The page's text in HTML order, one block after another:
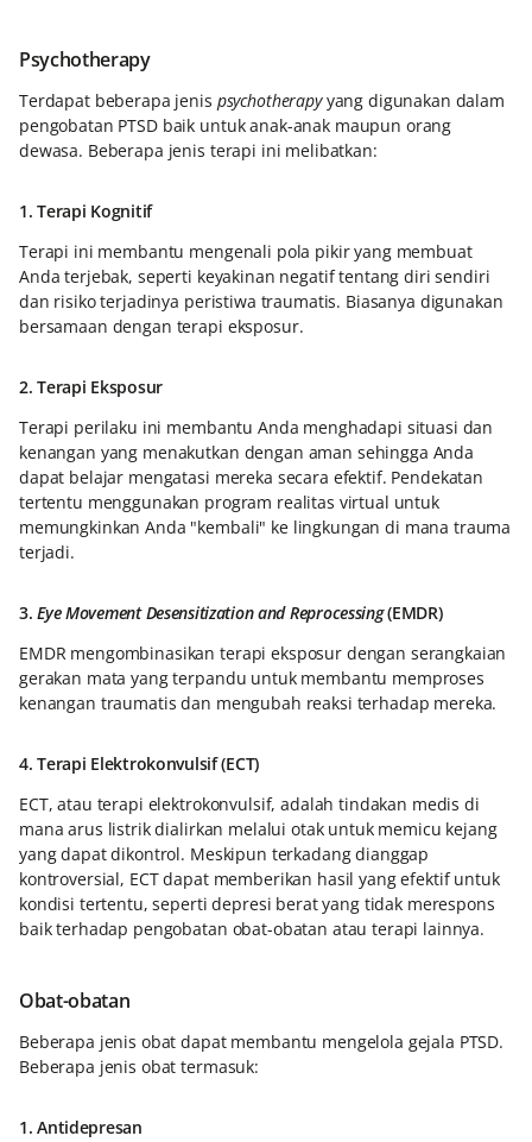
Psychotherapy
Terdapat beberapa jenis psychotherapyyang digunakan dalam
pengobatan PTSD baik untuk anak-anak maupun orang
dewasa. Beberapa jenis terapi ini melibatkan:
1. Terapi Kognitif
Terapi ini membantu mengenali pola pikir yang membuat
Anda terjebak, seperti keyakinan negatif tentang diri sendiri
dan risiko terjadinya peristiwa traumatis. Biasanya digunakan
bersamaan dengan terapi eksposur.
2. Terapi Eksposur
Terapi perilaku ini membantu Anda menghadapi situasi dan
kenangan yang menakutkan dengan aman sehingga Anda
dapat belajar mengatasi mereka secara efektif. Pendekatan
tertentu menggunakan program realitas virtual untuk
memungkinkan Anda "kembali" ke lingkungan di mana trauma
terjadi.
3.Eye Movement Desensitization and Reprocessing(EMDR)
EMDR mengombinasikan terapi eksposur dengan serangkaian
gerakan mata yang terpandu untuk membantu memproses
kenangan traumatis dan mengubah reaksi terhadap mereka.
4. Terapi Elektrokonvulsif (ECT)
ECT, atau terapi elektrokonvulsif, adalah tindakan medis di
mana arus listrik dialirkan melalui otak untuk memicu kejang
yang dapat dikontrol. Meskipun terkadang dianggap
kontroversial, ECT dapat memberikan hasil yang efektif untuk
kondisi tertentu, seperti depresi berat yang tidak merespons
baik terhadap pengobatan obat-obatan atau terapi lainnya.
Obat-obatan
Beberapa jenis obat dapat membantu mengelola gejala PTSD.
Beberapa jenis obat termasuk:
1. Antidepresan